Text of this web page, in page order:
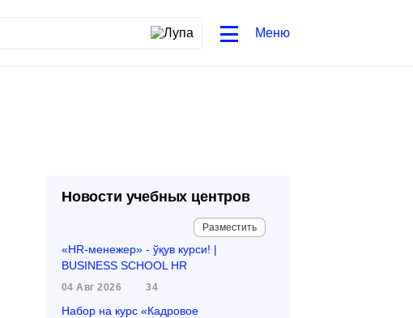
Меню
Новости учебных центров
Разместить
«HR-менежер» - ўқув курси! |
BUSINESS SCHOOL HR
04 Авг 2026 34
Набор на курс «Кадровое